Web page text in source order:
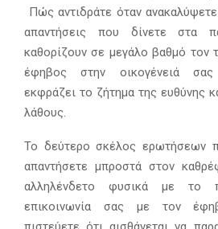
Πώς αντιδράτε όταν
απαντήσεις που δίνετε στα
καθορίζουν σε μεγάλο βαθμό τον
έφηβος στην οικογένειά σας
εκφράζει το ζήτημα της ευθύνης
λάθους.
Το δεύτερο σκέλος ερωτήσεων
απαντήσετε μπροστά στον
αλληλένδετο φυσικά με το
επικοινωνία σας με τον